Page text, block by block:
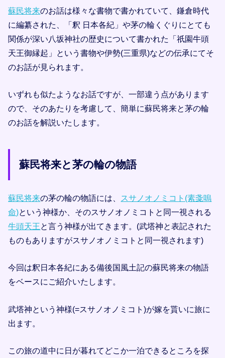
蘇民将来のお話は様々な書物で書かれていて、鎌倉時代
に編纂された、「釈 日本各紀」や茅の輪くぐりにとても
関係が深い八坂神社の歴史について書かれた「祇園牛頭
天王御縁起」という書物や伊勢(三重県)などの伝承にてそ
のお話が見られます。
いずれも似たようなお話ですが、一部違う点があります
ので、そのあたりを考慮して、簡単に蘇民将来と茅の輪
のお話を解説いたします。
蘇民将来と茅の輪の物語
蘇民将来の茅の輪の物語には、 スサノオノミコト(素戔嗚
命)という神様か、そのスサノオノミコトと同一視される
牛頭天王と言う神様が出てきます。(武塔神と表記された
ものもありますがスサノオノミコトと同一視されます)
今回は釈日本各紀にある備後国風土記の蘇民将来の物語
をベースにご紹介いたします。
武塔神という神様(=スサノオノミコト)が嫁を貰いに旅に
出ます。
この旅の道中に日が暮れてどこか一泊できるところを探